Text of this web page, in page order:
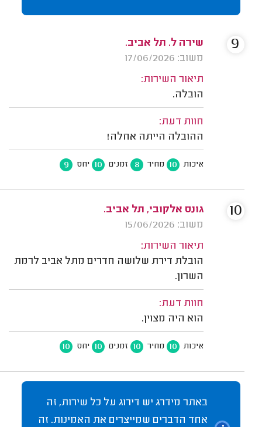
שירה ל. תל אביב.
משוב: 17/06/2026
תיאור השירות:
הובלה.
חוות דעת:
ההובלה הייתה אחלה!
איכות 10 מחיר 8 זמנים 10 יחס 9
9
גונס אלקובי, תל אביב.
משוב: 15/06/2026
תיאור השירות:
הובלת דירת שלושה חדרים מתל אביב לרמת
השרון.
חוות דעת:
הוא היה מצוין.
איכות 10 מחיר 10 זמנים 10 יחס 10
10
באתר מידרג יש דירוג על כל שירות, זה
אחד הדברים שמייצרים את האמינות. זה